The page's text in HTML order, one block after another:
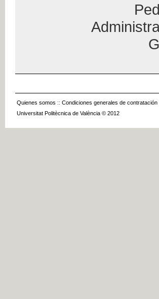
Quienes somos :: Condiciones generales de contratación
Universitat Politècnica de València © 2012